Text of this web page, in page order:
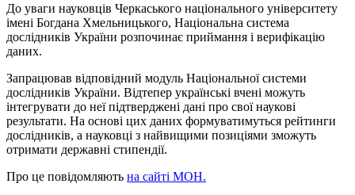
До уваги науковців Черкаського національного університету
імені Богдана Хмельницького, Національна система
дослідників України розпочинає приймання і верифікацію
даних.
Запрацював відповідний модуль Національної системи
дослідників України. Відтепер українські вчені можуть
інтегрувати до неї підтверджені дані про свої наукові
результати. На основі цих даних формуватимуться рейтинги
дослідників, а науковці з найвищими позиціями зможуть
отримати державні стипендії.
Про це повідомляють на сайті МОН.